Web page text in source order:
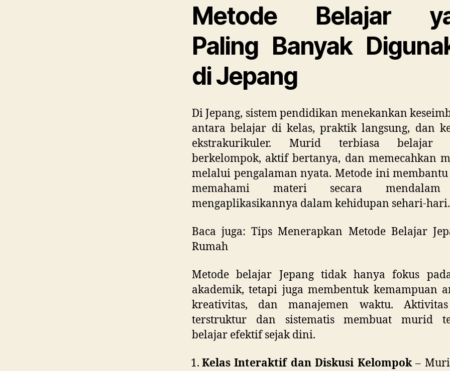
Metode Belajar
Paling Banyak
di Jepang
Di Jepang, sistem pendidikan menekankan
antara belajar di kelas, praktik langsung, dan
ekstrakurikuler. Murid terbiasa belajar
berkelompok, aktif bertanya, dan memecahkan
melalui pengalaman nyata. Metode ini
memahami materi secara
mengaplikasikannya dalam kehidupan sehari-hari.
Baca juga: Tips Menerapkan Metode Belajar
Rumah
Metode belajar Jepang tidak hanya fokus
akademik, tetapi juga membentuk kemampuan
kreativitas, dan manajemen waktu.
terstruktur dan sistematis membuat murid
belajar efektif sejak dini.
Kelas Interaktif dan Diskusi Kelompok–